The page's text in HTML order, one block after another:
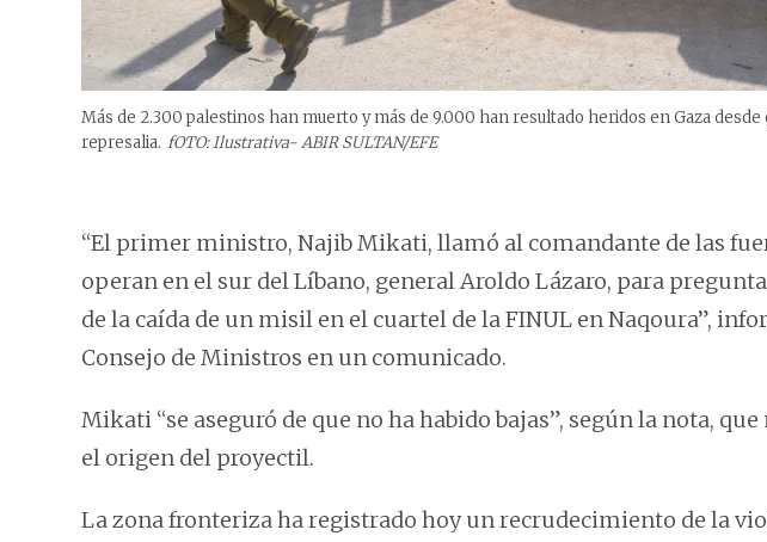
Más de 2.300 palestinos han muerto y más de 9.000 han resultado heridos en Gaza
represalia. fOTO: Ilustrativa- ABIR SULTAN/EFE
“El primer ministro, Najib Mikati, llamó al comandante de las
operan en el sur del Líbano, general Aroldo Lázaro, para
de la caída de un misil en el cuartel de la FINUL en Naqoura”,
Consejo de Ministros en un comunicado.
Mikati “se aseguró de que no ha habido bajas”, según la nota,
el origen del proyectil.
La zona fronteriza ha registrado hoy un recrudecimiento de la